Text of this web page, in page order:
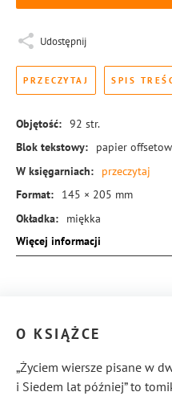
Udostępnij
PRZECZYTAJ SPIS
Objętość: 92 str.
Blok tekstowy:
papier
W księgarniach:
przeczytaj
Format:
145 × 205 mm
Okładka:
miękka
Rodzaj oprawy: blok klejony
Więcej informacji
O KSIĄŻCE
„Życiem wiersze pisane w
i Siedem lat później” to